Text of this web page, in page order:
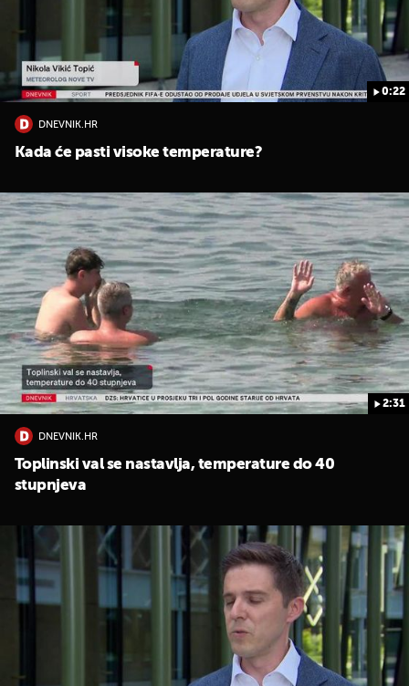
0:22
DNEVNIK.HR
Kada će pasti visoke temperature?
2:31
DNEVNIK.HR
Toplinski val se nastavlja, temperature do 40
stupnjeva
UKLJUČITE NOTIFIKACIJE